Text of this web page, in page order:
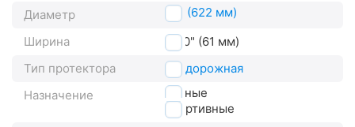
Диаметр
29" (622 мм)
Ширина
2.40" (61 мм)
Тип протектора
внедорожная
Назначение
горные
спортивные